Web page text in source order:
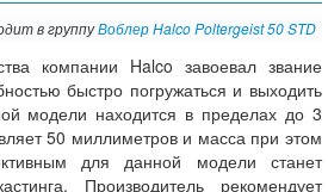
в группуВоблер Halco Poltergeist 50 STD
компании Halco завоевал звание
быстро погружаться и выходить
модели находится в пределах до 3
50 миллиметров и масса при этом
для данной модели станет
Производитель рекомендует